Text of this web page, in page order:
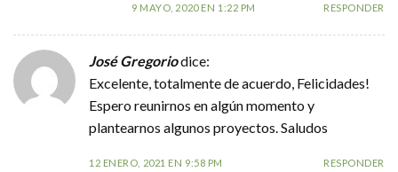
9 MAYO, 2020 EN 1:22 PM RESPONDER
José Gregoriodice:
Excelente, totalmente de acuerdo, Felicidades!
Espero reunirnos en algún momento y
plantearnos algunos proyectos. Saludos
12 ENERO, 2021 EN 9:58 PM RESPONDER